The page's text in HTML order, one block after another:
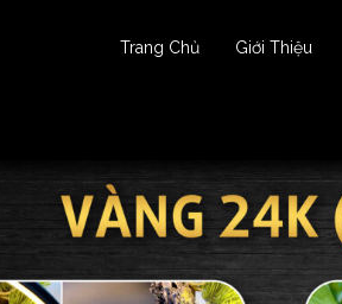
Trang Chủ Giới Thiệu